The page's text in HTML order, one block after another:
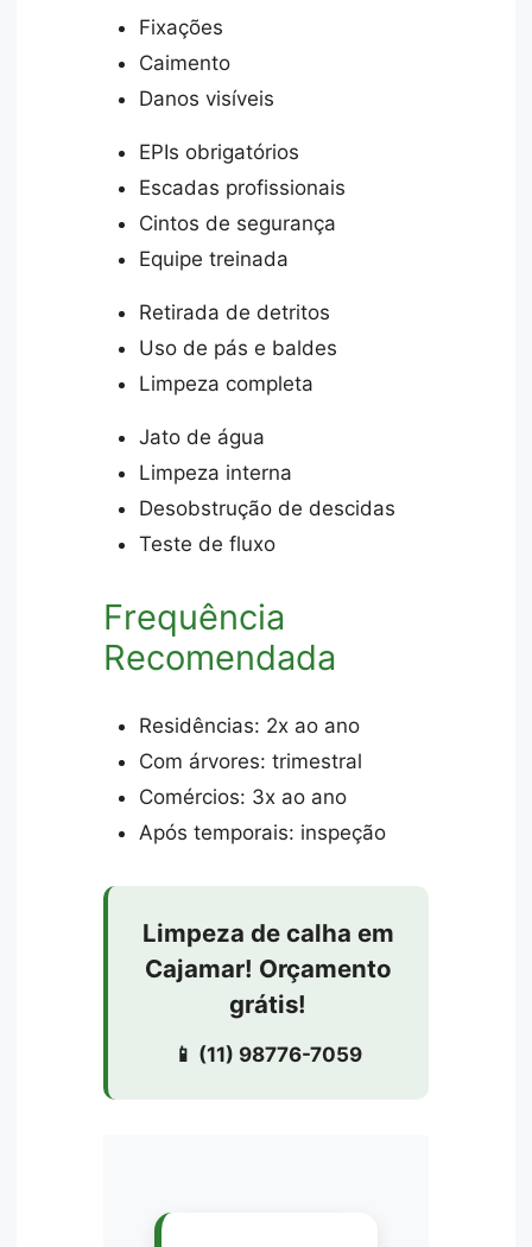
Fixações
Caimento
Danos visíveis
EPIs obrigatórios
Escadas profissionais
Cintos de segurança
Equipe treinada
Retirada de detritos
Uso de pás e baldes
Limpeza completa
Jato de água
Limpeza interna
Desobstrução de descidas
Teste de fluxo
Frequência
Recomendada
Residências: 2x ao ano
Com árvores: trimestral
Comércios: 3x ao ano
Após temporais: inspeção
Limpeza de calha em
Cajamar! Orçamento
grátis!
📱 (11) 98776-7059